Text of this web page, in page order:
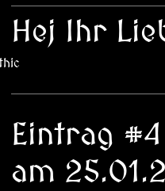
Hej Ihr
Eintrag
am